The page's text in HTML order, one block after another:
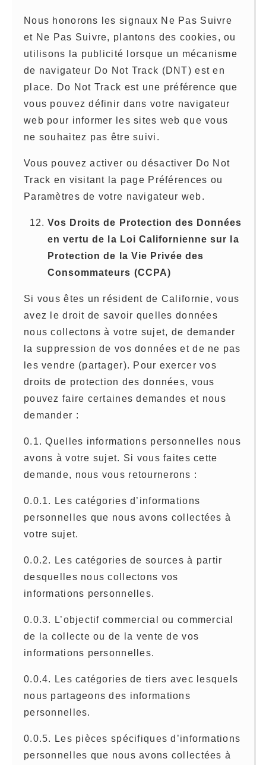
Nous honorons les signaux Ne Pas Suivre
et Ne Pas Suivre, plantons des cookies, ou
utilisons la publicité lorsque un mécanisme
de navigateur Do Not Track (DNT) est en
place. Do Not Track est une préférence que
vous pouvez définir dans votre navigateur
web pour informer les sites web que vous
ne souhaitez pas être suivi.
Vous pouvez activer ou désactiver Do Not
Track en visitant la page Préférences ou
Paramètres de votre navigateur web.
Vos Droits de Protection des Données
en vertu de la Loi Californienne sur la
Protection de la Vie Privée des
Consommateurs (CCPA)
Si vous êtes un résident de Californie, vous
avez le droit de savoir quelles données
nous collectons à votre sujet, de demander
la suppression de vos données et de ne pas
les vendre (partager). Pour exercer vos
droits de protection des données, vous
pouvez faire certaines demandes et nous
demander :
0.1. Quelles informations personnelles nous
avons à votre sujet. Si vous faites cette
demande, nous vous retournerons :
0.0.1. Les catégories d’informations
personnelles que nous avons collectées à
votre sujet.
0.0.2. Les catégories de sources à partir
desquelles nous collectons vos
informations personnelles.
0.0.3. L’objectif commercial ou commercial
de la collecte ou de la vente de vos
informations personnelles.
0.0.4. Les catégories de tiers avec lesquels
nous partageons des informations
personnelles.
0.0.5. Les pièces spécifiques d’informations
personnelles que nous avons collectées à